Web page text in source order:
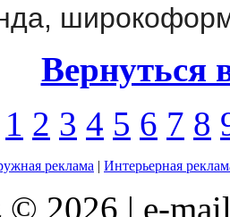
Вернуться
1 2 3 4 5 6 7 8
реклама | Интерьерная
© 2026 | e-